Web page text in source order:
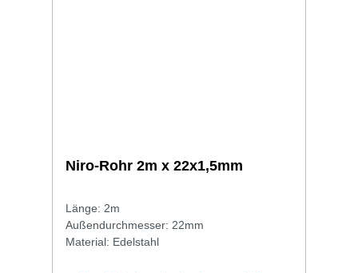
Niro-Rohr 2m x 22x1,5mm
Länge: 2m
Außendurchmesser: 22mm
Material: Edelstahl